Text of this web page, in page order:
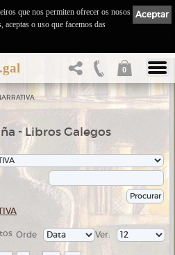
0
- Libros Galegos
Ver:
Orde
Aceptar
que nos permiten ofrecer os nosos
o uso que facemos das